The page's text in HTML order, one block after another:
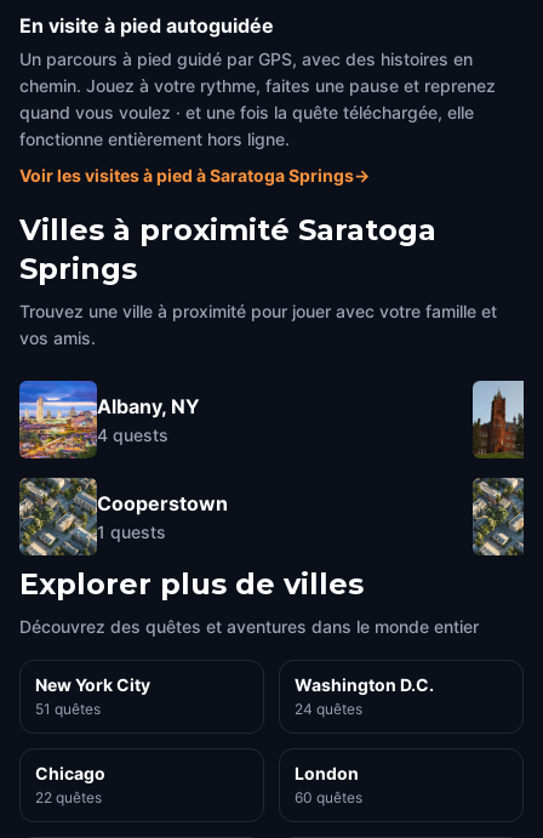
En visite à pied autoguidée
Un parcours à pied guidé par GPS, avec des histoires en
chemin. Jouez à votre rythme, faites une pause et reprenez
quand vous voulez · et une fois la quête téléchargée, elle
fonctionne entièrement hors ligne.
Voir les visites à pied à Saratoga Springs→
Villes à proximité Saratoga
Springs
Trouvez une ville à proximité pour jouer avec votre famille et
vos amis.
Albany, NY
4 quests
Cooperstown
1 quests
Explorer plus de villes
Découvrez des quêtes et aventures dans le monde entier
New York City
51 quêtes
Washington D.C.
24 quêtes
Chicago
22 quêtes
London
60 quêtes